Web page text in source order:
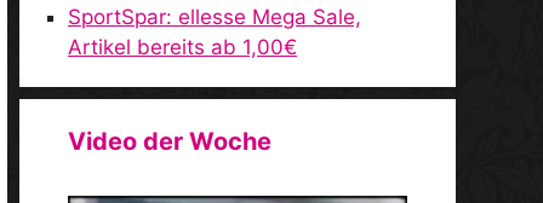
SportSpar: ellesse Mega Sale,
Artikel bereits ab 1,00€
Video der Woche